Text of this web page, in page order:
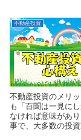
不動産投資
不動産投資のメリ
も「百聞は一見に
なければ意味があ
事で、大多数の投